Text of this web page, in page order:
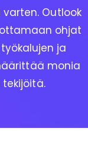
Outlook
ohjat
ja
monia